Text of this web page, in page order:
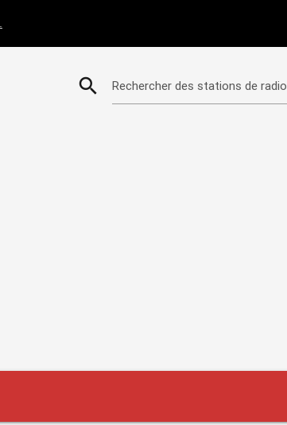
search Rechercher des stations de radio